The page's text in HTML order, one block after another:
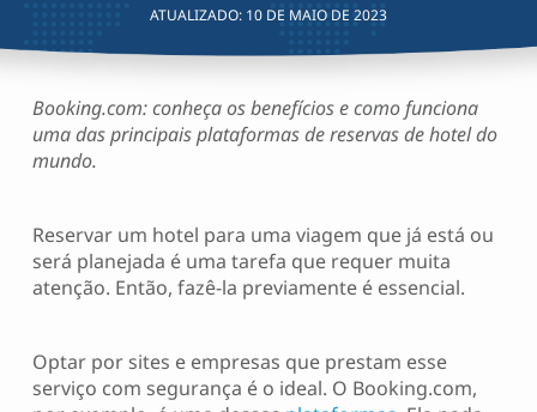
ATUALIZADO: 10 DE MAIO DE 2023
Booking.com: conheça os benefícios e como funciona
uma das principais plataformas de reservas de hotel do
mundo.
Reservar um hotel para uma viagem que já está ou
será planejada é uma tarefa que requer muita
atenção. Então, fazê-la previamente é essencial.
Optar por sites e empresas que prestam esse
serviço com segurança é o ideal. O Booking.com,